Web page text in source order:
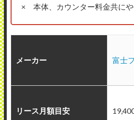
× 本体、カウンター料金共に
メーカー 富士
リース月額目安